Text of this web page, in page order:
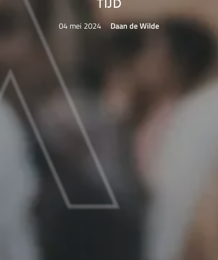
tijd
04 mei 2024 Daan de Wilde